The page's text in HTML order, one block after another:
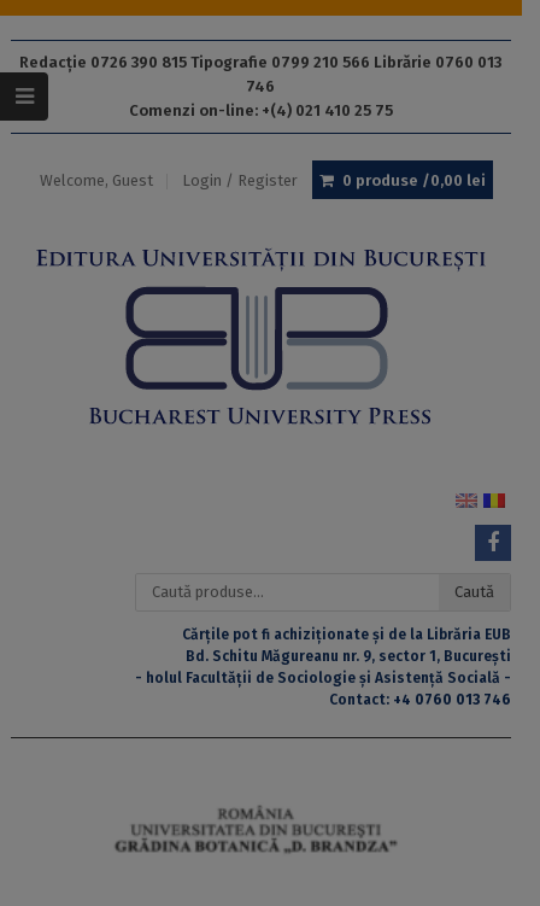
Redacție 0726 390 815 Tipografie 0799 210 566 Librărie 0760 013
746
Comenzi on-line: +(4) 021 410 25 75
Welcome, Guest Login / Register 0 produse /0,00 lei
Caută
Caută
Cărțile pot fi achiziționate și de la Librăria EUB
Bd. Schitu Măgureanu nr. 9, sector 1, București
- holul Facultății de Sociologie și Asistență Socială -
Contact: +4 0760 013 746